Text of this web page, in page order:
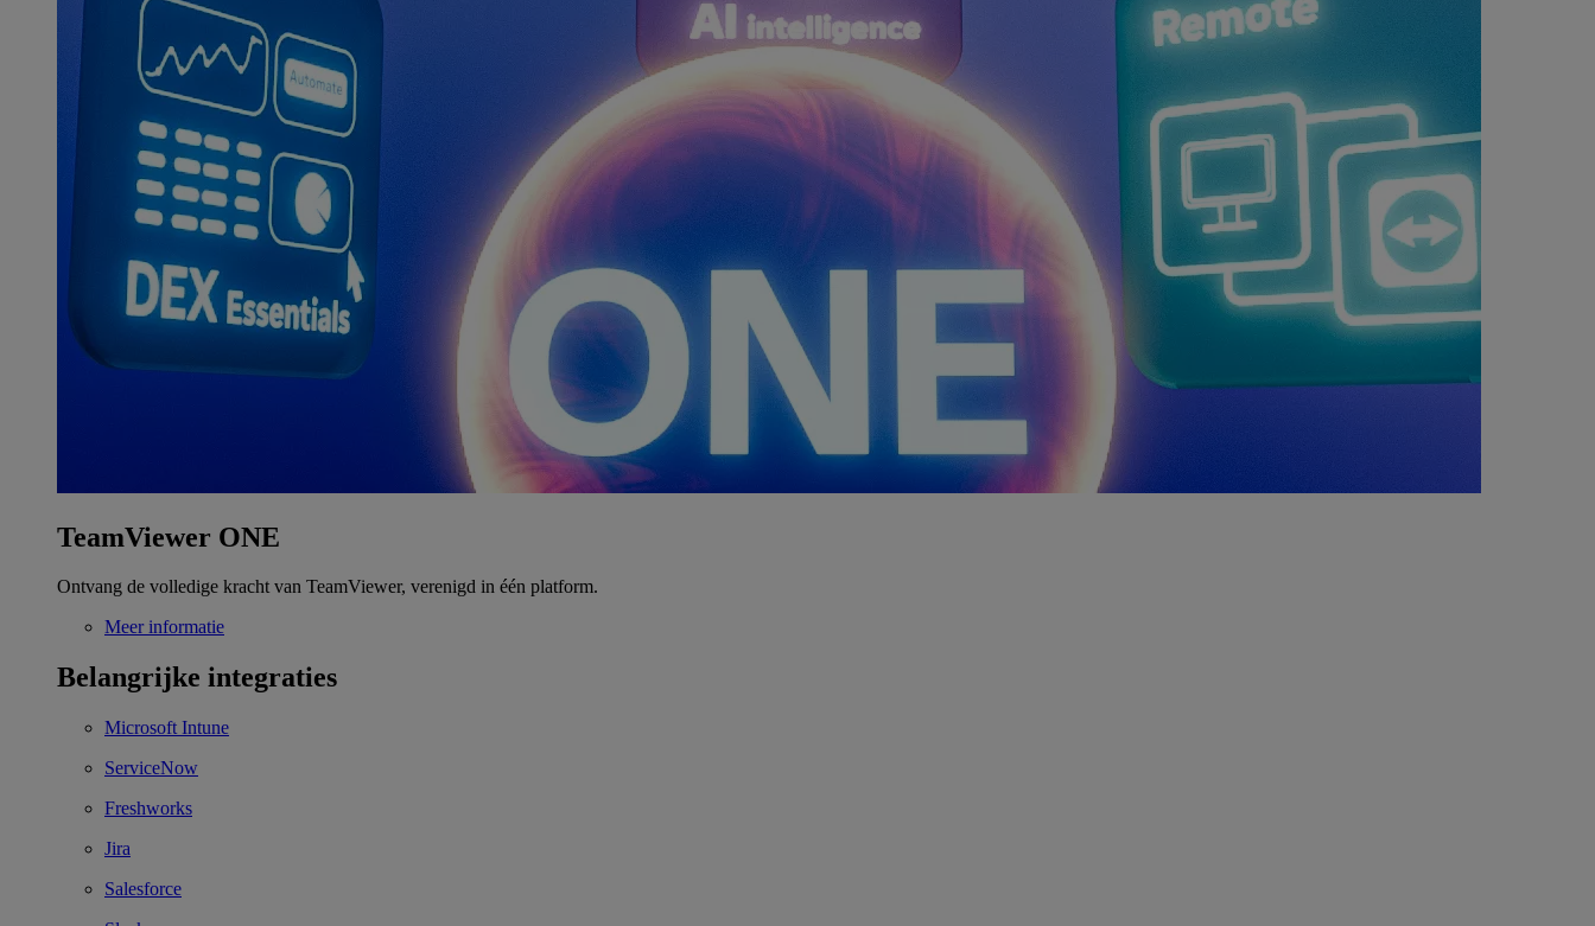
TeamViewer ONE
Ontvang de volledige kracht van TeamViewer, verenigd in één platform.
Meer informatie
Belangrijke integraties
Microsoft Intune
ServiceNow
Freshworks
Jira
Salesforce